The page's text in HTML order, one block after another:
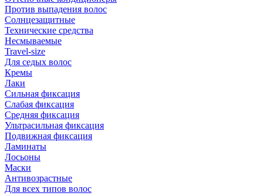
Против выпадения волос
Солнцезащитные
Технические средства
Несмываемые
Travel-size
Для седых волос
Кремы
Лаки
Сильная фиксация
Слабая фиксация
Средняя фиксация
Ультрасильная фиксация
Подвижная фиксация
Ламинаты
Лосьоны
Маски
Антивозрастные
Для всех типов волос